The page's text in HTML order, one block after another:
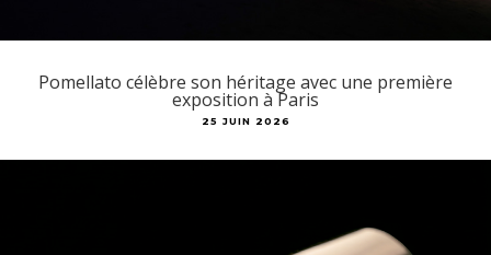
Pomellato célèbre son héritage avec une première
exposition à Paris
25 JUIN 2026